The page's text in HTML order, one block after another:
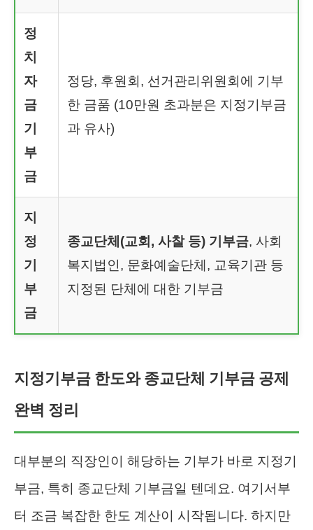
정
치
자
금
기
부
금
정당, 후원회, 선거관리위원회에 기부
한 금품 (10만원 초과분은 지정기부금
과 유사)
지
정
기
부
금
종교단체(교회, 사찰 등) 기부금, 사회
복지법인, 문화예술단체, 교육기관 등
지정된 단체에 대한 기부금
지정기부금 한도와 종교단체 기부금 공제
완벽 정리
대부분의 직장인이 해당하는 기부가 바로 지정기
부금, 특히 종교단체 기부금일 텐데요. 여기서부
터 조금 복잡한 한도 계산이 시작됩니다. 하지만